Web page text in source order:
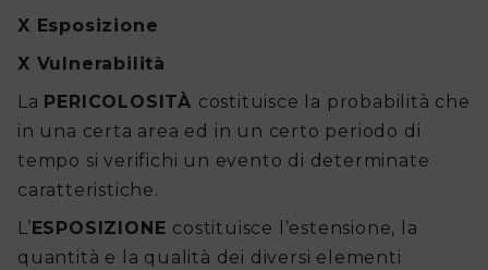
X Esposizione
X Vulnerabilità
La PERICOLOSITÀ costituisce la probabilità che
in una certa area ed in un certo periodo di
tempo si verifichi un evento di determinate
caratteristiche.
L’ ESPOSIZIONE costituisce l’estensione, la
quantità e la qualità dei diversi elementi